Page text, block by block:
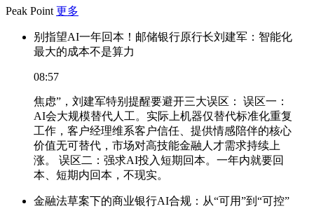
Peak Point 更多
别指望AI一年回本！邮储银行原行长刘建军：智能化
最大的成本不是算力
08:57
焦虑”，刘建军特别提醒要避开三大误区： 误区一：
AI会大规模替代人工。实际上机器仅替代标准化重复
工作，客户经理维系客户信任、提供情感陪伴的核心
价值无可替代，市场对高技能金融人才需求持续上
涨。 误区二：强求AI投入短期回本。一年内就要回
本、短期内回本，不现实。
金融法草案下的商业银行AI合规：从“可用”到“可控”